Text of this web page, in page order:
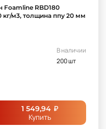
RBD180
кг/м3, толщина ппу 20 мм
В наличии
200 шт
1 549,94 ₽
Купить